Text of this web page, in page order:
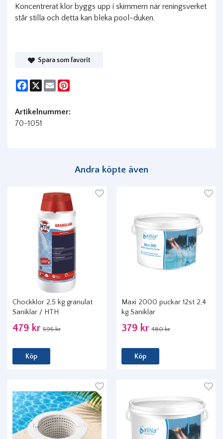
Koncentrerat klor byggs upp i skimmern när reningsverket
står stilla och detta kan bleka pool-duken.
Spara som favorit
Facebook
X Email
Artikelnummer:
70-1051
Andra köpte även
Chockklor 2,5 kg granulat
Saniklar / HTH
479 kr 595 kr
Köp
Maxi 2000 puckar 12st 2,4
kg Saniklar
379 kr 480 kr
Köp